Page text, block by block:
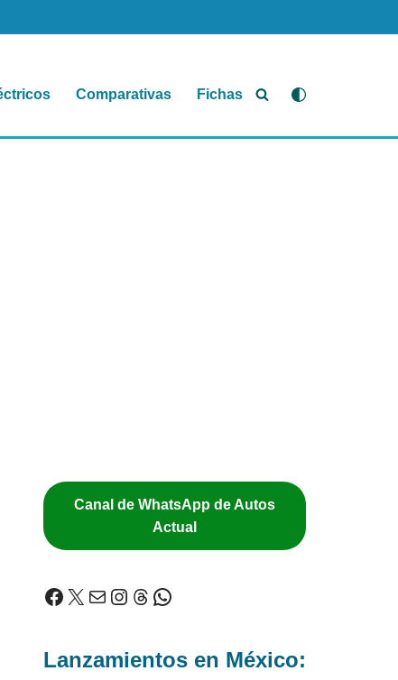
Comparativas Fichas
Canal de WhatsApp de Autos
Actual
Lanzamientos en México: